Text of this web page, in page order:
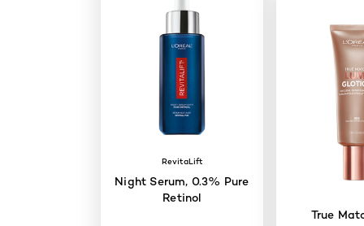
RevitaLift
Night Serum, 0.3% Pure
Retinol
True